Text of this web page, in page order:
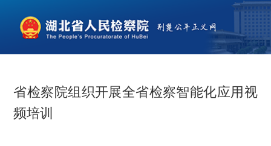
省检察院组织开展全省检察智能化应用视
频培训